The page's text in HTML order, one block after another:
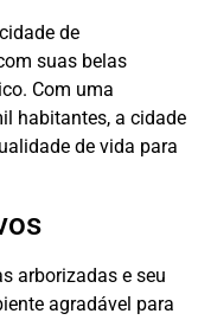
de
suas belas
Com uma
habitantes, a cidade
de vida para
arborizadas e seu
agradável para